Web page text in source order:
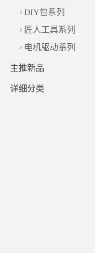
DIY包系列
匠人工具系列
电机驱动系列
主推新品
详细分类